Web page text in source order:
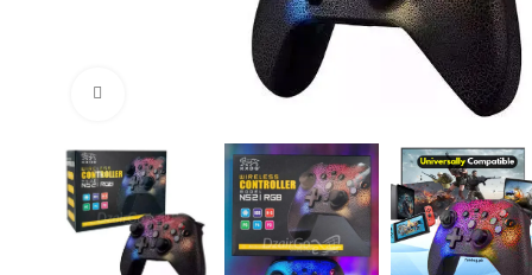
Cliquez pour agrandir